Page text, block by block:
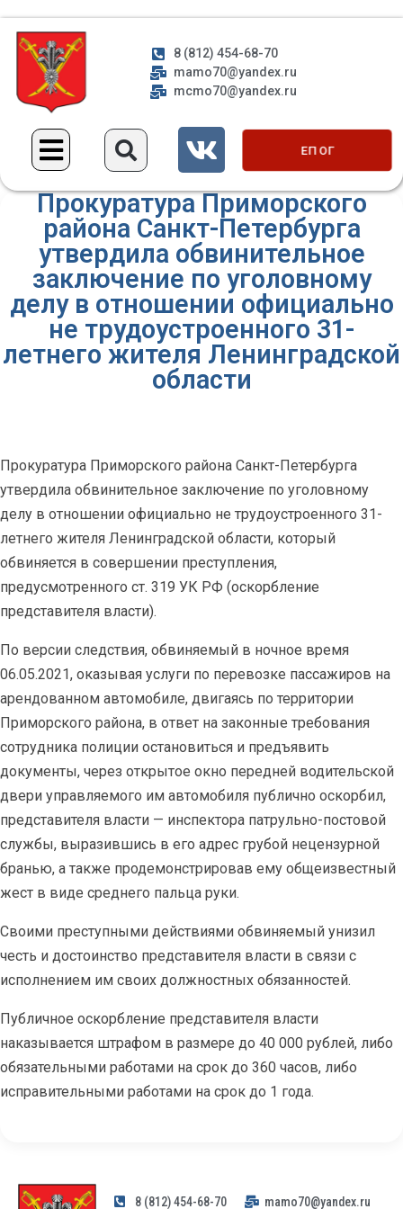
8 (812) 454-68-70
mamo70@yandex.ru
mcmo70@yandex.ru
ЕП ОГ
Прокуратура Приморского
района Санкт-Петербурга
утвердила обвинительное
заключение по уголовному
делу в отношении официально
не трудоустроенного 31-
летнего жителя Ленинградской
области
Прокуратура Приморского района Санкт-Петербурга
утвердила обвинительное заключение по уголовному
делу в отношении официально не трудоустроенного 31-
летнего жителя Ленинградской области, который
обвиняется в совершении преступления,
предусмотренного ст. 319 УК РФ (оскорбление
представителя власти).
По версии следствия, обвиняемый в ночное время
06.05.2021, оказывая услуги по перевозке пассажиров на
арендованном автомобиле, двигаясь по территории
Приморского района, в ответ на законные требования
сотрудника полиции остановиться и предъявить
документы, через открытое окно передней водительской
двери управляемого им автомобиля публично оскорбил,
представителя власти — инспектора патрульно-постовой
службы, выразившись в его адрес грубой нецензурной
бранью, а также продемонстрировав ему общеизвестный
жест в виде среднего пальца руки.
Своими преступными действиями обвиняемый унизил
честь и достоинство представителя власти в связи с
исполнением им своих должностных обязанностей.
Публичное оскорбление представителя власти
наказывается штрафом в размере до 40 000 рублей, либо
обязательными работами на срок до 360 часов, либо
исправительными работами на срок до 1 года.
8 (812) 454-68-70 mamo70@yandex.ru